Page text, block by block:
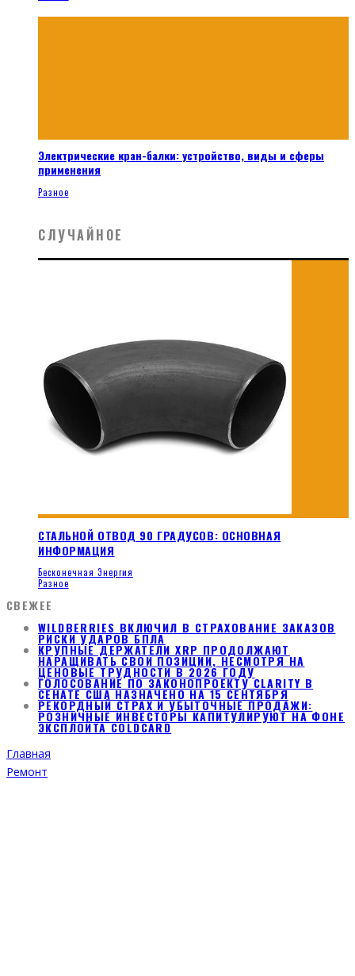
Электрические кран-балки: устройство, виды и сферы
применения
Разное
СЛУЧАЙНОЕ
СТАЛЬНОЙ ОТВОД 90 ГРАДУСОВ: ОСНОВНАЯ
ИНФОРМАЦИЯ
Бесконечная Энергия
Разное
СВЕЖЕЕ
WILDBERRIES ВКЛЮЧИЛ В СТРАХОВАНИЕ ЗАКАЗОВ
РИСКИ УДАРОВ БПЛА
КРУПНЫЕ ДЕРЖАТЕЛИ XRP ПРОДОЛЖАЮТ
НАРАЩИВАТЬ СВОИ ПОЗИЦИИ, НЕСМОТРЯ НА
ЦЕНОВЫЕ ТРУДНОСТИ В 2026 ГОДУ
ГОЛОСОВАНИЕ ПО ЗАКОНОПРОЕКТУ CLARITY В
СЕНАТЕ США НАЗНАЧЕНО НА 15 СЕНТЯБРЯ
РЕКОРДНЫЙ СТРАХ И УБЫТОЧНЫЕ ПРОДАЖИ:
РОЗНИЧНЫЕ ИНВЕСТОРЫ КАПИТУЛИРУЮТ НА ФОНЕ
ЭКСПЛОЙТА COLDCARD
Главная
Ремонт